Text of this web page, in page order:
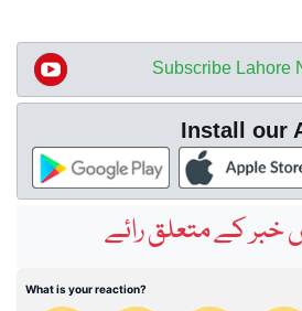
Subscribe Lahore
Install our
کے متعلق رائے